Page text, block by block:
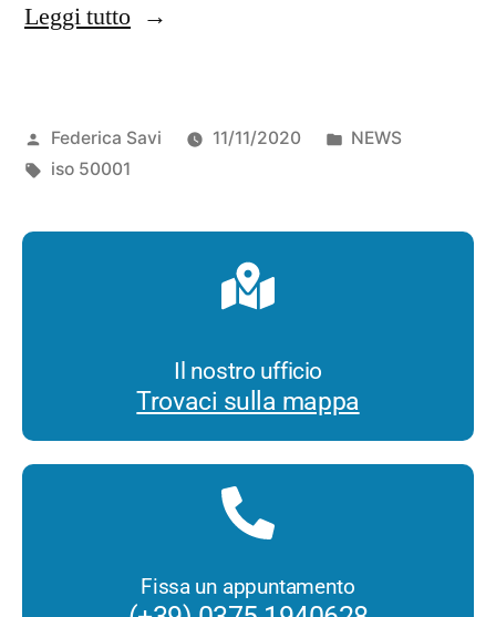
Leggi tutto
Federica Savi 11/11/2020
NEWS
iso 50001
Il nostro ufficio
Trovaci sulla mappa
Fissa un appuntamento